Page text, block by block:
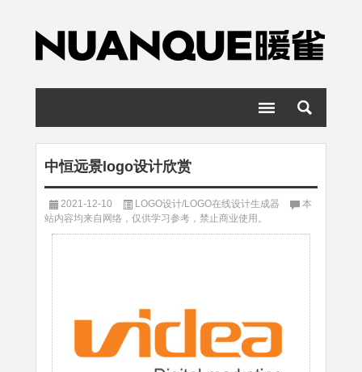
中恒远景logo设计欣赏
2021-12-10 LOGO设计/LOGO在线设计生成器
本
站内容均来自网络，仅供学习参考，禁止商业使用。